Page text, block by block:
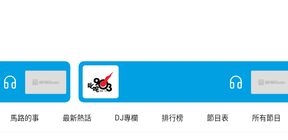
馬路的事 最新熱話 DJ專欄 排行榜 節目表 所有節目